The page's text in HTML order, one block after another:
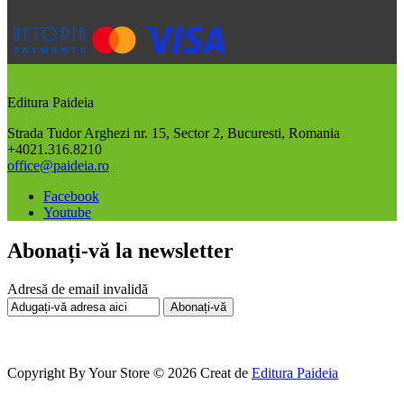
Editura Paideia
Strada Tudor Arghezi nr. 15, Sector 2, Bucuresti, Romania
+4021.316.8210
office@paideia.ro
Facebook
Youtube
Abonați-vă la newsletter
Adresă de email invalidă
Abonați-vă
Copyright By Your Store © 2026 Creat de Editura Paideia